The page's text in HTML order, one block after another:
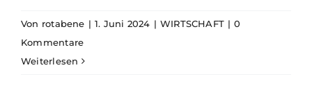
Von rotabene | 1. Juni 2024 | WIRTSCHAFT | 0
Kommentare
Weiterlesen